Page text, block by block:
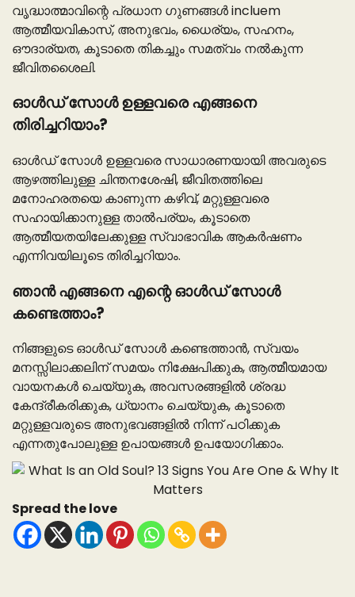
വൃദ്ധാത്മാവിന്റെ പ്രധാന ഗുണങ്ങൾ incluem
ആത്മീയവികാസ്, അനുഭവം, ധൈര്യം, സഹനം,
ഔദാര്യത, കൂടാതെ തികച്ചും സമത്വം നൽകുന്ന
ജീവിതശൈലി.
ഓൾഡ് സോൾ ഉള്ളവരെ എങ്ങനെ
തിരിച്ചറിയാം?
ഓൾഡ് സോൾ ഉള്ളവരെ സാധാരണയായി അവരുടെ
ആഴത്തിലുള്ള ചിന്തനശേഷി, ജീവിതത്തിലെ
മനോഹരതയെ കാണുന്ന കഴിവ്, മറ്റുള്ളവരെ
സഹായിക്കാനുള്ള താല്‍പര്യം, കൂടാതെ
ആത്മീയതയിലേക്കുള്ള സ്വാഭാവിക ആകർഷണം
എന്നിവയിലൂടെ തിരിച്ചറിയാം.
ഞാൻ എങ്ങനെ എന്റെ ഓൾഡ് സോൾ
കണ്ടെത്താം?
നിങ്ങളുടെ ഓൾഡ് സോൾ കണ്ടെത്താൻ, സ്വയം
മനസ്സിലാക്കലിന് സമയം നിക്ഷേപിക്കുക, ആത്മീയമായ
വായനകൾ ചെയ്യുക, അവസരങ്ങളിൽ ശ്രദ്ധ
കേന്ദ്രീകരിക്കുക, ധ്യാനം ചെയ്യുക, കൂടാതെ
മറ്റുള്ളവരുടെ അനുഭവങ്ങളിൽ നിന്ന് പഠിക്കുക
എന്നതുപോലുള്ള ഉപായങ്ങൾ ഉപയോഗിക്കാം.
Spread the love